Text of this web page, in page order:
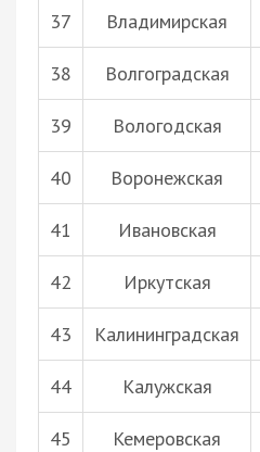
37 Владимирская
38 Волгоградская
39 Вологодская
40 Воронежская
41 Ивановская
42 Иркутская
43 Калининградская
44 Калужская
45 Кемеровская